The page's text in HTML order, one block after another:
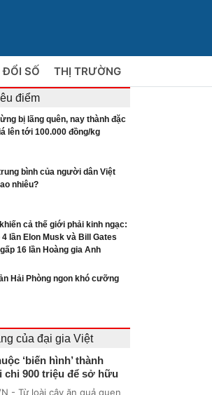
ĐỔI SỐ THỊ TRƯỜNG
điểm
bị lãng quên, nay thành đặc
lên tới 100.000 đồng/kg
bình của người dân Việt
nhiêu?
cả thế giới phải kinh ngạc:
4 lần Elon Musk và Bill Gates
16 lần Hoàng gia Anh
Hải Phòng ngon khó cưỡng
của đại gia Việt
‘biến hình’ thành
900 triệu để sở hữu
- Từ loài cây ăn quả quen